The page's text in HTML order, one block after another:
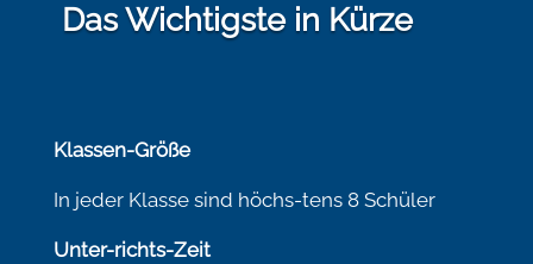
Das Wichtigste in Kürze
Klassen-Größe
In jeder Klasse sind höchs-tens 8 Schüler
Unter-richts-Zeit